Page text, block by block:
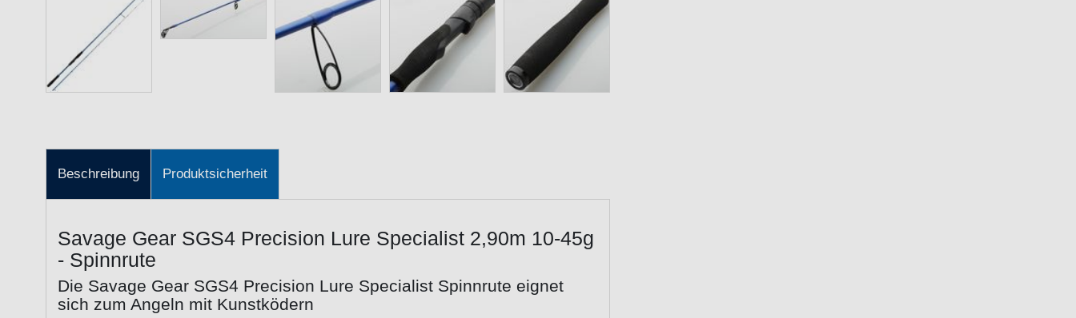
Beschreibung Produktsicherheit
Savage Gear SGS4 Precision Lure Specialist 2,90m 10-45g
- Spinnrute
Die Savage Gear SGS4 Precision Lure Specialist Spinnrute eignet
sich zum Angeln mit Kunstködern